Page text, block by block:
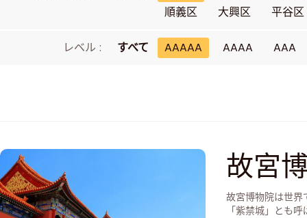
順義区
大興区 平谷区
レベル : すべて AAAAA AAAA AAA
故宮
故宮博物院は世界
「紫禁城」とも